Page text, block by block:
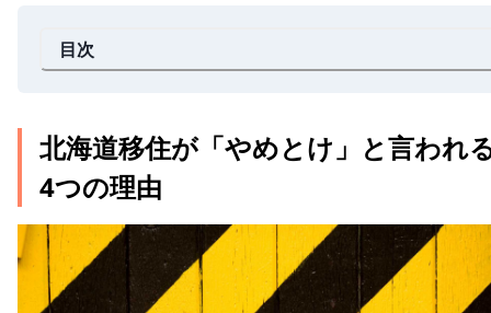
目次
北海道移住が「やめとけ」と言われ
4つの理由